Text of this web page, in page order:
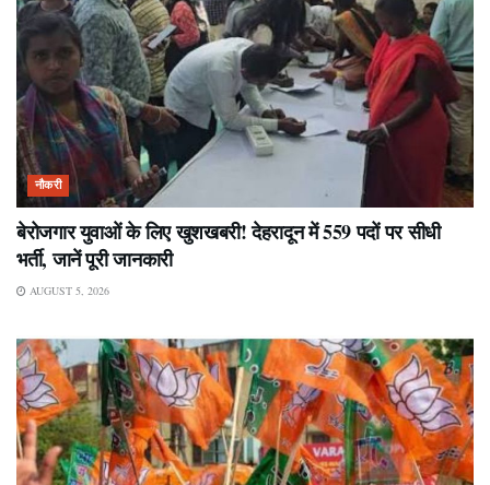
नौकरी
बेरोजगार युवाओं के लिए खुशखबरी! देहरादून में 559 पदों पर सीधी
भर्ती, जानें पूरी जानकारी
AUGUST 5, 2026